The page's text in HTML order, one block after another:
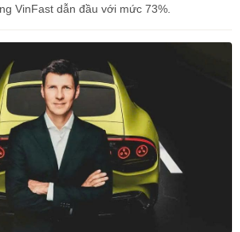
VinFast dẫn đầu với mức 73%.